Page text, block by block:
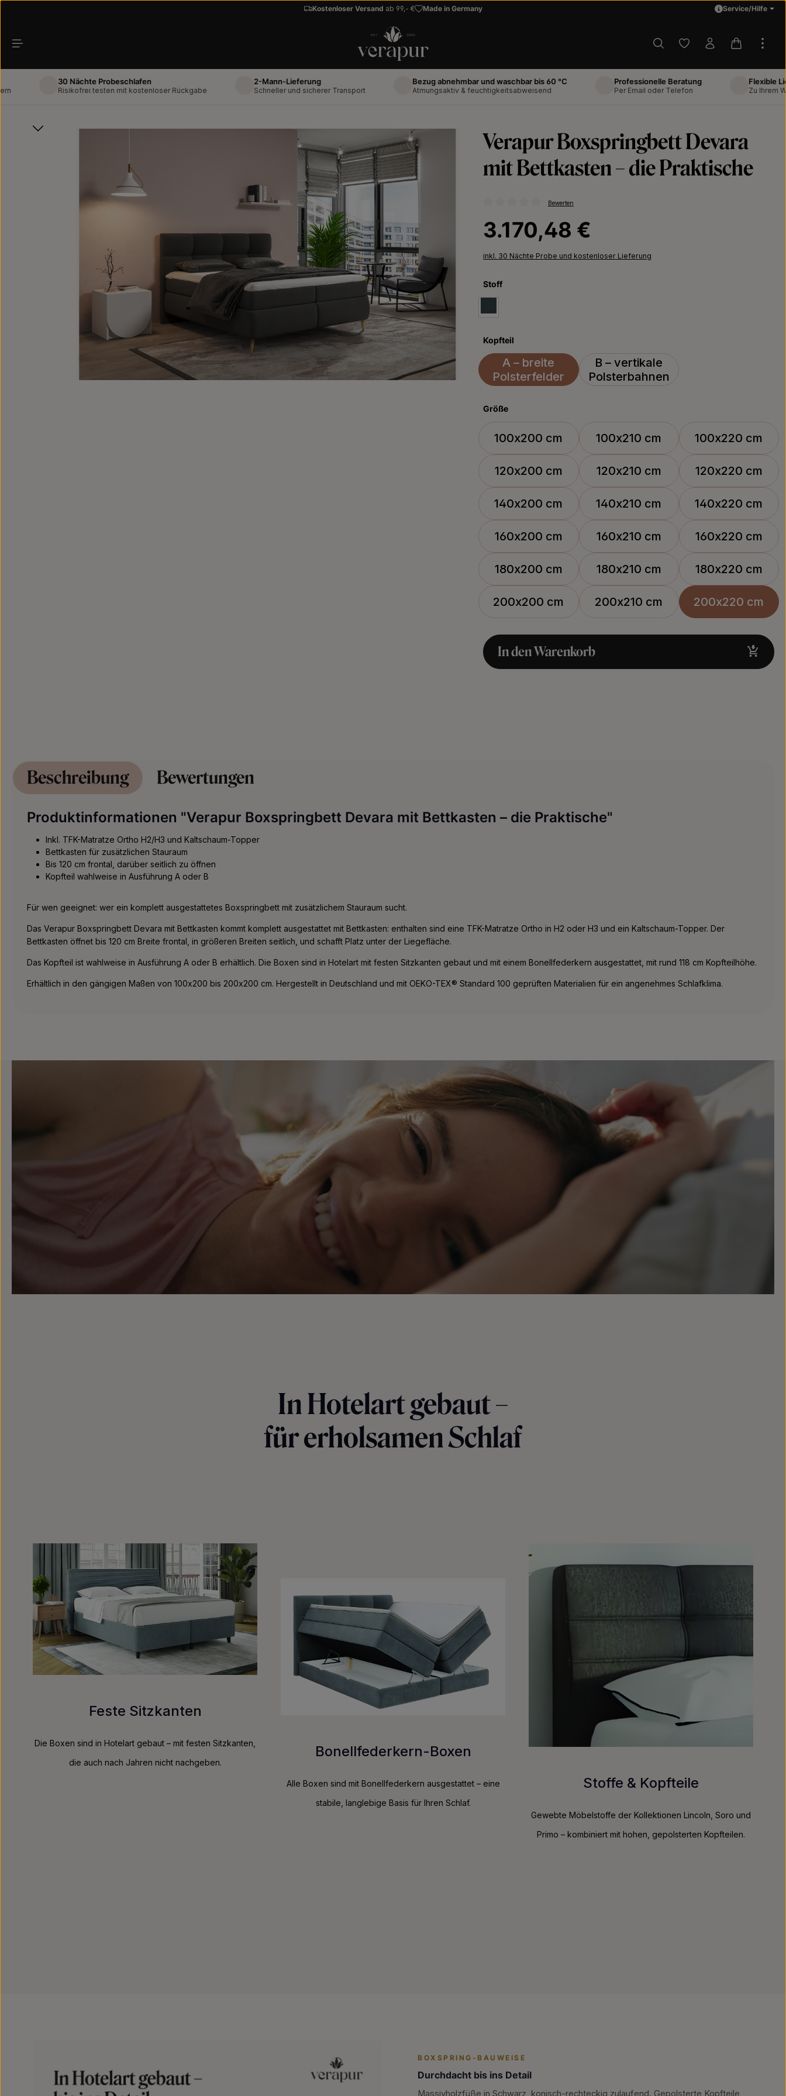
Kostenloser Versand ab 99,- € Made in Germany Service/Hilfe
Du hast 0 Produkte auf
30 Nächte Probeschlafen
Risikofrei testen mit kostenloser Rückgabe
2-Mann-Lieferung
Schneller und sicherer Transport
Bezug abnehmbar und waschbar bis 60 °C
Atmungsaktiv & feuchtigkeitsabweisend
Professionelle Beratung
Per Email oder Telefon
Flexible
Zu Ihrem
Bildergalerie überspringen
Bewerten
Verapur Boxspringbett Devara
mit Bettkasten – die Praktische
Regulärer Preis:
3.170,48 €
inkl. 30 Nächte Probe und kostenloser Lieferung
Größe
100x200 cm 100x210 cm 100x220 cm
120x200 cm 120x210 cm 120x220 cm
140x200 cm 140x210 cm 140x220 cm
160x200 cm 160x210 cm 160x220 cm
180x200 cm 180x210 cm 180x220 cm
200x200 cm 200x210 cm 200x220 cm
Kopfteil
A – breite
Polsterfelder
B – vertikale
Polsterbahnen
Stoff
In den Warenkorb
Beschreibung Bewertungen
Produktinformationen "Verapur Boxspringbett Devara mit Bettkasten – die Praktische"
Inkl. TFK-Matratze Ortho H2/H3 und Kaltschaum-Topper
Bettkasten für zusätzlichen Stauraum
Bis 120 cm frontal, darüber seitlich zu öffnen
Kopfteil wahlweise in Ausführung A oder B
Für wen geeignet: wer ein komplett ausgestattetes Boxspringbett mit zusätzlichem Stauraum sucht.
Das Verapur Boxspringbett Devara mit Bettkasten kommt komplett ausgestattet mit Bettkasten: enthalten sind eine TFK-Matratze Ortho in H2 oder H3 und ein Kaltschaum-Topper. Der
Bettkasten öffnet bis 120 cm Breite frontal, in größeren Breiten seitlich, und schafft Platz unter der Liegefläche.
Das Kopfteil ist wahlweise in Ausführung A oder B erhältlich. Die Boxen sind in Hotelart mit festen Sitzkanten gebaut und mit einem Bonellfederkern ausgestattet, mit rund 118 cm Kopfteilhöhe.
Erhältlich in den gängigen Maßen von 100x200 bis 200x200 cm. Hergestellt in Deutschland und mit OEKO-TEX® Standard 100 geprüften Materialien für ein angenehmes Schlafklima.
In Hotelart gebaut –
für erholsamen Schlaf
Feste Sitzkanten
Die Boxen sind in Hotelart gebaut – mit festen Sitzkanten,
die auch nach Jahren nicht nachgeben.
Bonellfederkern-Boxen
Alle Boxen sind mit Bonellfederkern ausgestattet – eine
stabile, langlebige Basis für Ihren Schlaf.
Stoffe & Kopfteile
Gewebte Möbelstoffe der Kollektionen Lincoln, Soro und
Primo – kombiniert mit hohen, gepolsterten Kopfteilen.
BOXSPRING-BAUWEISE
Durchdacht bis ins Detail
Massivholzfüße in Schwarz, konisch-rechteckig zulaufend. Gepolsterte Kopfteile